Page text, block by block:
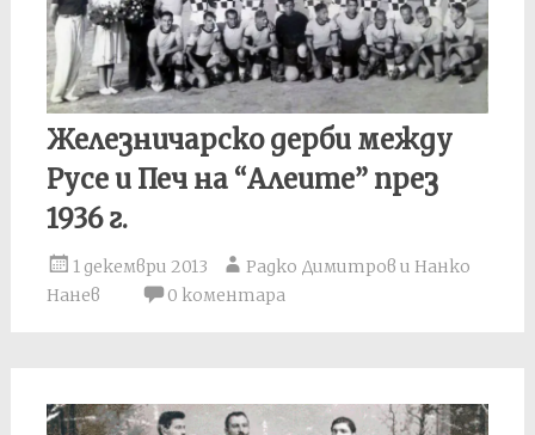
Железничарско дерби между
Русе и Печ на “Алеите” през
1936 г.
1 декември 2013
Радко Димитров и Нанко
Нанев
0 коментара